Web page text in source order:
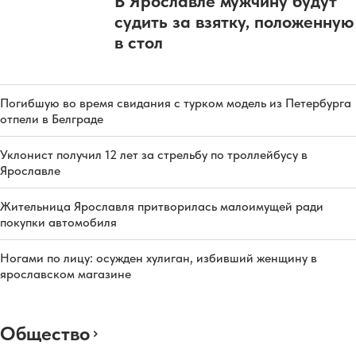
судить за взятку, положенную
в стол
Погибшую во время свидания с турком модель из Петербурга
отпели в Белграде
Уклонист получил 12 лет за стрельбу по троллейбусу в
Ярославле
Жительница Ярославля притворилась малоимущей ради
покупки автомобиля
Ногами по лицу: осужден хулиган, избивший женщину в
ярославском магазине
Общество